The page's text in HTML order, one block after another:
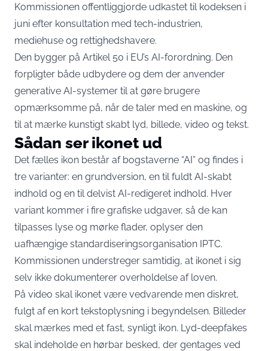
Kommissionen offentliggjorde udkastet til kodeksen i
juni efter konsultation med tech-industrien,
mediehuse og rettighedshavere.
Den bygger på Artikel 50 i EU’s AI-forordning. Den
forpligter både udbydere og dem der anvender
generative AI-systemer til at gøre brugere
opmærksomme på, når de taler med en maskine, og
til at mærke kunstigt skabt lyd, billede, video og tekst.
Sådan ser ikonet ud
Det fælles ikon består af bogstaverne “AI” og findes i
tre varianter: en grundversion, en til fuldt AI-skabt
indhold og en til delvist AI-redigeret indhold. Hver
variant kommer i fire grafiske udgaver, så de kan
tilpasses lyse og mørke flader, oplyser den
uafhængige standardiseringsorganisation IPTC.
Kommissionen understreger samtidig, at ikonet i sig
selv ikke dokumenterer overholdelse af loven.
På video skal ikonet være vedvarende men diskret,
fulgt af en kort tekstoplysning i begyndelsen. Billeder
skal mærkes med et fast, synligt ikon. Lyd-deepfakes
skal indeholde en hørbar besked, der gentages ved